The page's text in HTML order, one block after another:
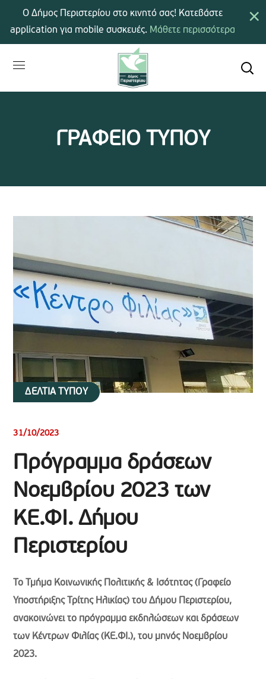
ΓΡΑΦΕΙΟ ΤΥΠΟΥ
ΔΕΛΤΙΑ ΤΥΠΟΥ
31/10/2023
Πρόγραμμα δράσεων
Νοεμβρίου 2023 των
ΚΕ.ΦΙ. Δήμου
Περιστερίου
Το Τμήμα Κοινωνικής Πολιτικής & Ισότητας (Γραφείο
Υποστήριξης Τρίτης Ηλικίας) του Δήμου Περιστερίου,
ανακοινώνει το πρόγραμμα εκδηλώσεων και δράσεων
των Κέντρων Φιλίας (ΚΕ.ΦΙ.), του μηνός Νοεμβρίου
2023.
×
Ο Δήμος Περιστερίου στο κινητό σας! Κατεβάστε
application για mobile συσκευές. Μάθετε περισσότερα